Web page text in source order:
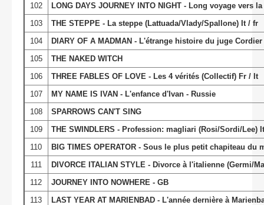
102
LONG DAYS JOURNEY INTO NIGHT - Long voyage vers
103
THE STEPPE - La steppe (Lattuada/Vlady/Spallone) It / fr
104
DIARY OF A MADMAN - L'étrange histoire du juge
105
THE NAKED WITCH
106
THREE FABLES OF LOVE - Les 4 vérités (Collectif) Fr / It
107
MY NAME IS IVAN - L'enfance d'Ivan - Russie
108
SPARROWS CAN'T SING
109
THE SWINDLERS - Profession: magliari (Rosi/Sordi/Lee)
110
BIG TIMES OPERATOR - Sous le plus petit chapiteau du
111
DIVORCE ITALIAN STYLE - Divorce à l'italienne (Germi/
112
JOURNEY INTO NOWHERE - GB
113
LAST YEAR AT MARIENBAD - L'année dernière à